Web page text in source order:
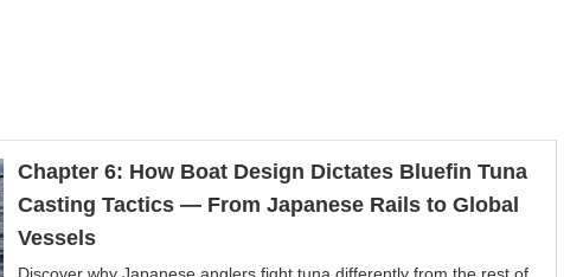
Chapter 6: How Boat Design Dictates Bluefin Tuna
Casting Tactics — From Japanese Rails to Global
Vessels